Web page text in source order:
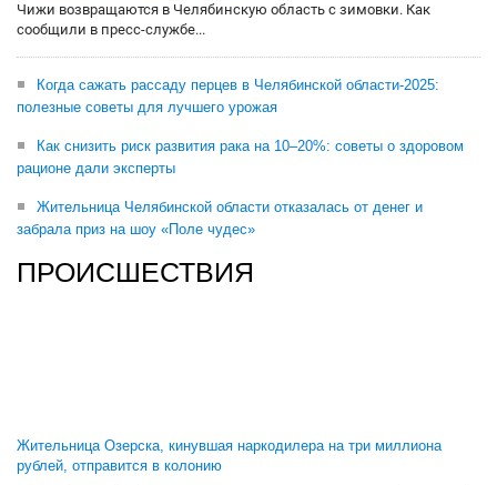
Чижи возвращаются в Челябинскую область с зимовки. Как
сообщили в пресс-службе...
Когда сажать рассаду перцев в Челябинской области-2025:
полезные советы для лучшего урожая
Как снизить риск развития рака на 10–20%: советы о здоровом
рационе дали эксперты
Жительница Челябинской области отказалась от денег и
забрала приз на шоу «Поле чудес»
ПРОИСШЕСТВИЯ
Жительница Озерска, кинувшая наркодилера на три миллиона
рублей, отправится в колонию